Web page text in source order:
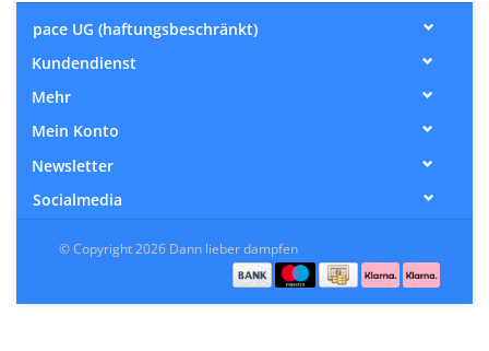
pace UG (haftungsbeschränkt)
Kundendienst
Mehr
Mein Konto
Newsletter
Socialmedia
© Copyright 2026 Dann lieber dampfen